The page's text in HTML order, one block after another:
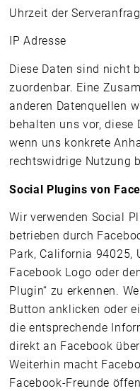
Uhrzeit der
IP Adresse
Diese Daten sind nicht
zuordenbar. Eine
anderen Datenquellen
behalten uns vor, diese
wenn uns konkrete
rechtswidrige Nutzung
Social Plugins von
Wir verwenden Social
betrieben durch
Park, California 94025,
Facebook Logo oder
Plugin“ zu erkennen.
Button anklicken oder
die entsprechende
direkt an Facebook
Weiterhin macht
Facebook-Freunde